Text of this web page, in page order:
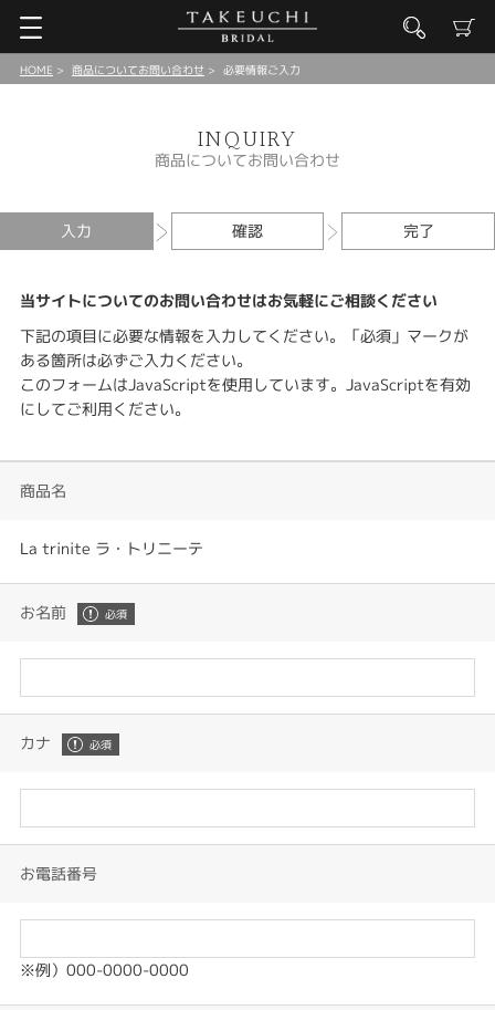
HOME 商品についてお問い合わせ 必要情報ご入力
INQUIRY
商品についてお問い合わせ
入力 確認 完了
当サイトについてのお問い合わせはお気軽にご相談ください
下記の項目に必要な情報を入力してください。「必須」マークが
ある箇所は必ずご入力ください。
このフォームはJavaScriptを使用しています。JavaScriptを有効
にしてご利用ください。
商品名
La trinite ラ・トリニーテ
お名前
カナ
お電話番号
※例）000-0000-0000